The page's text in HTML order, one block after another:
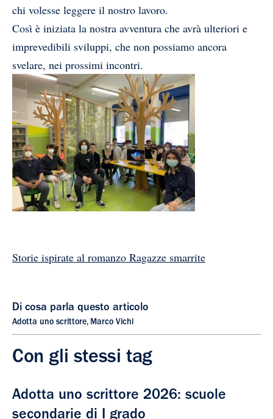
chi volesse leggere il nostro lavoro.
Così è iniziata la nostra avventura che avrà ulteriori e
imprevedibili sviluppi, che non possiamo ancora
svelare, nei prossimi incontri.
Storie ispirate al romanzo Ragazze smarrite
Di cosa parla questo articolo
Adotta uno scrittore, Marco Vichi
Con gli stessi tag
Adotta uno scrittore 2026: scuole